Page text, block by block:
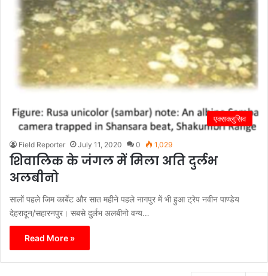
एक्सक्लुसिव
Field Reporter July 11, 2020 0 1,029
शिवालिक के जंगल में मिला अति दुर्लभ
अलबीनो
सालों पहले जिम कार्बेट और सात महीने पहले नागपुर में भी हुआ ट्रेप नवीन पाण्डेय
देहरादून/सहारनपुर। सबसे दुर्लभ अलबीनो वन्य…
Read More »